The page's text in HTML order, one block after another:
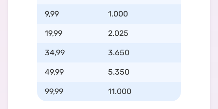
9,99 1.000
19,99 2.025
34,99 3.650
49,99 5.350
99,99 11.000